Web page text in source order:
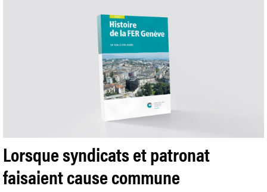
Lorsque syndicats et patronat
faisaient cause commune